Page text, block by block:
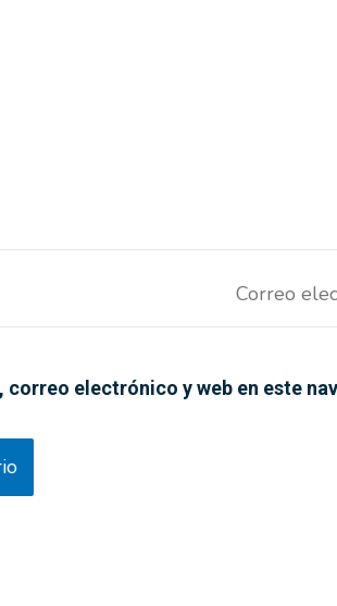
correo electrónico y web en este